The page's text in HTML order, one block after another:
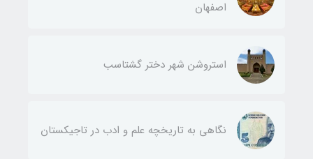
اصفهان
استروشن شهر دختر گشتاسب
نگاهی به تاریخچه علم و ادب در تاجیکستان